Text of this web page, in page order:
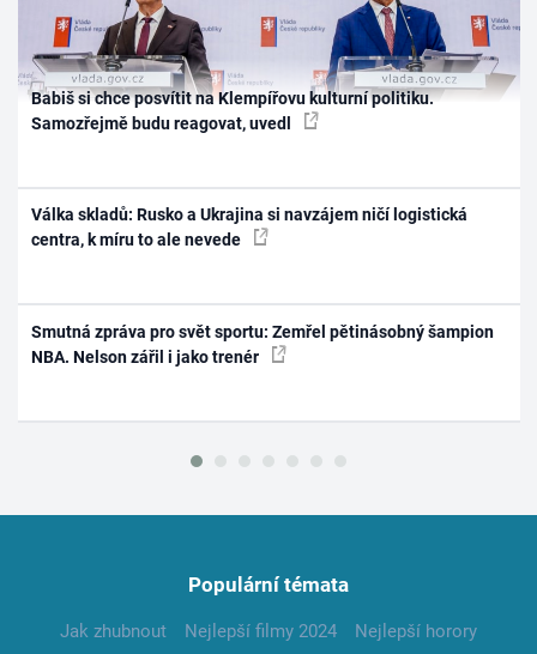
Babiš si chce posvítit na Klempířovu kulturní politiku.
Samozřejmě budu reagovat, uvedl
Válka skladů: Rusko a Ukrajina si navzájem ničí logistická
centra, k míru to ale nevede
Smutná zpráva pro svět sportu: Zemřel pětinásobný šampion
NBA. Nelson zářil i jako trenér
Populární témata
Jak zhubnout Nejlepší filmy 2024
Nejlepší horory